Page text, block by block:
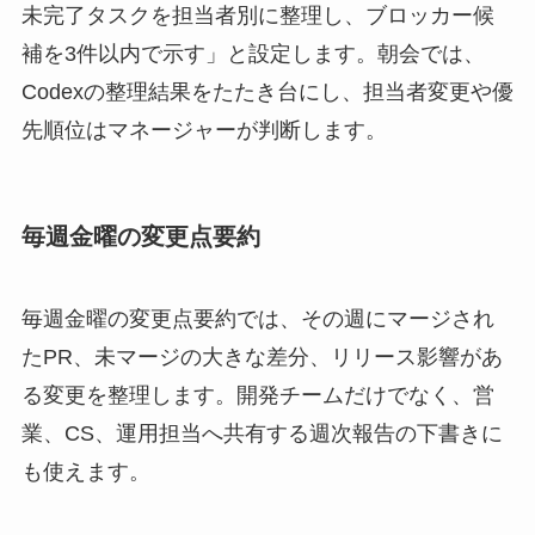
未完了タスクを担当者別に整理し、ブロッカー候
補を3件以内で示す」と設定します。朝会では、
Codexの整理結果をたたき台にし、担当者変更や優
先順位はマネージャーが判断します。
毎週金曜の変更点要約
毎週金曜の変更点要約では、その週にマージされ
たPR、未マージの大きな差分、リリース影響があ
る変更を整理します。開発チームだけでなく、営
業、CS、運用担当へ共有する週次報告の下書きに
も使えます。